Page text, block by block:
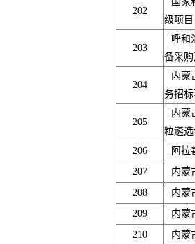
202
级项
203
呼和
备采
204
内蒙
务招
205
内蒙
粒遴
206
阿拉
207
内蒙
208
内蒙
209
内蒙
210
内蒙